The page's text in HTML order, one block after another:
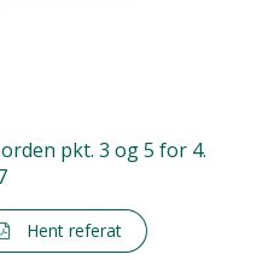
pkt. 3 og 5 for 4.
Hent referat